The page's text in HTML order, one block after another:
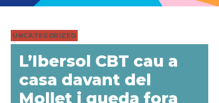
PUBLICADO
EN
UNCATEGORIZED
L’Ibersol CBT cau a
casa davant del
Mollet i queda fora